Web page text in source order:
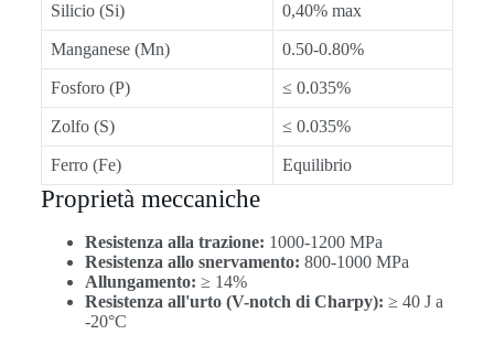
Silicio (Si) 0,40% max
Manganese (Mn) 0.50-0.80%
Fosforo (P) ≤ 0.035%
Zolfo (S) ≤ 0.035%
Ferro (Fe) Equilibrio
Proprietà meccaniche
Resistenza alla trazione: 1000-1200 MPa
Resistenza allo snervamento: 800-1000 MPa
Allungamento: ≥ 14%
Resistenza all'urto (V-notch di Charpy): ≥ 40 J a
-20°C